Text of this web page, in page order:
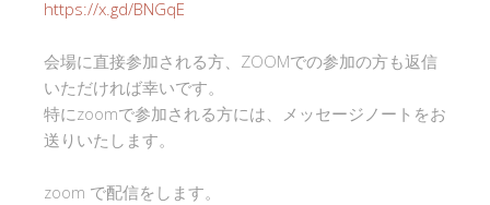
https://x.gd/BNGqE
会場に直接参加される方、ZOOMでの参加の方も返信
いただければ幸いです。
特にzoomで参加される方には、メッセージノートをお
送りいたします。
zoom で配信をします。